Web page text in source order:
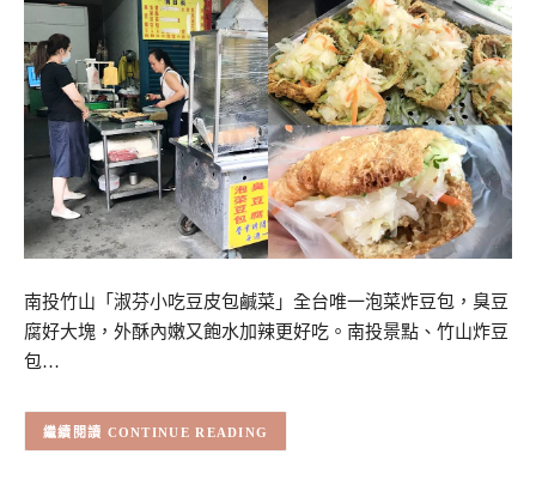
南投竹山「淑芬小吃豆皮包鹹菜」全台唯一泡菜炸豆包，臭豆
腐好大塊，外酥內嫩又飽水加辣更好吃。南投景點、竹山炸豆
包…
CONTINUE READING